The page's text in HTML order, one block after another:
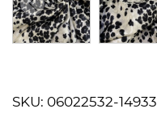
SKU: 06022532-14933